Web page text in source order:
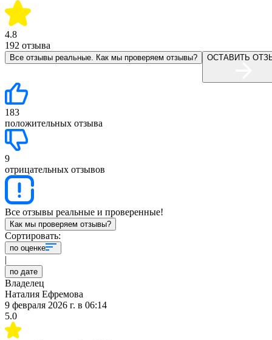
4.8
192 отзыва
Все отзывы реальные. Как мы проверяем отзывы? ОСТАВИТЬ
183
положительных отзыва
9
отрицательных отзывов
Все отзывы реальные и проверенные!
Как мы проверяем отзывы?
Сортировать:
по оценке
|
по дате
Владелец
Наталия Ефремова
9 февраля 2026 г. в 06:14
5.0